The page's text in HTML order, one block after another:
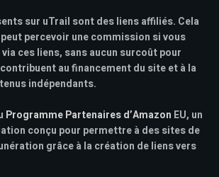
sur uTrail sont des liens affiliés. Cela
percevoir une commission si vous
ces liens, sans aucun surcoût pour
au financement du site et à la
indépendants.
Programme Partenaires d’Amazon EU, un
conçu pour permettre à des sites de
grâce à la création de liens vers